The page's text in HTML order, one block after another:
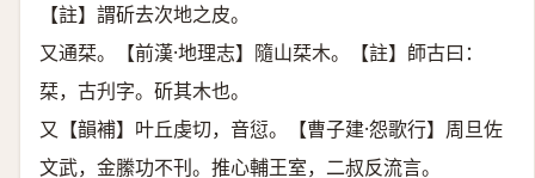
【註】謂斫去次地之皮。
又通栞。【前漢·地理志】隨山栞木。【註】師古曰：
栞，古刋字。斫其木也。
又【韻補】叶丘虔切，音愆。【曹子建·怨歌行】周旦佐
文武，金縢功不刊。推心輔王室，二叔反流言。